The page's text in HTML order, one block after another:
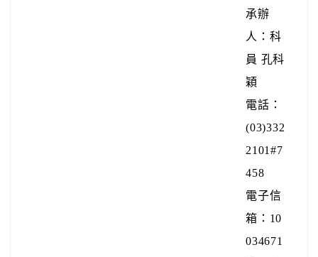
承辦
人：科
員 孔科
穎
電話：
(03)332
2101#7
458
電子信
箱：10
034671